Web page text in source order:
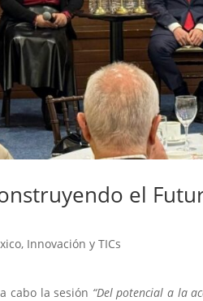
el
, Innovación y TICs
cabo la sesión “Del potencial a la